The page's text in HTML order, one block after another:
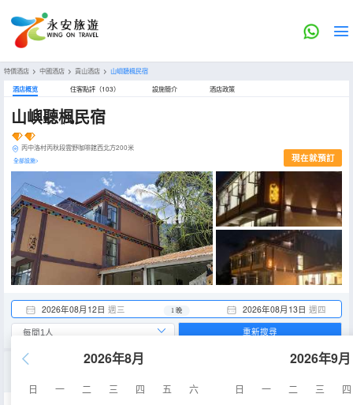
特價酒店 > 中國酒店 > 貢山酒店 > 山嶼聽楓民宿
酒店概览 住客點評（103） 設施簡介 酒店政策
山嶼聽楓民宿
丙中洛村丙秋段雲野咖啡館西北方200米
全部設施> 現在就預訂
2026年08月12日 週三 2026年08月13日 週四
1 晚
2026年8月
日 一 二 三 四 五
六
2026年9月
日 一 二 三
四
重新搜尋